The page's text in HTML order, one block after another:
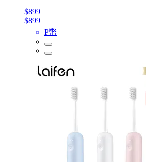
$899
$899
P幣